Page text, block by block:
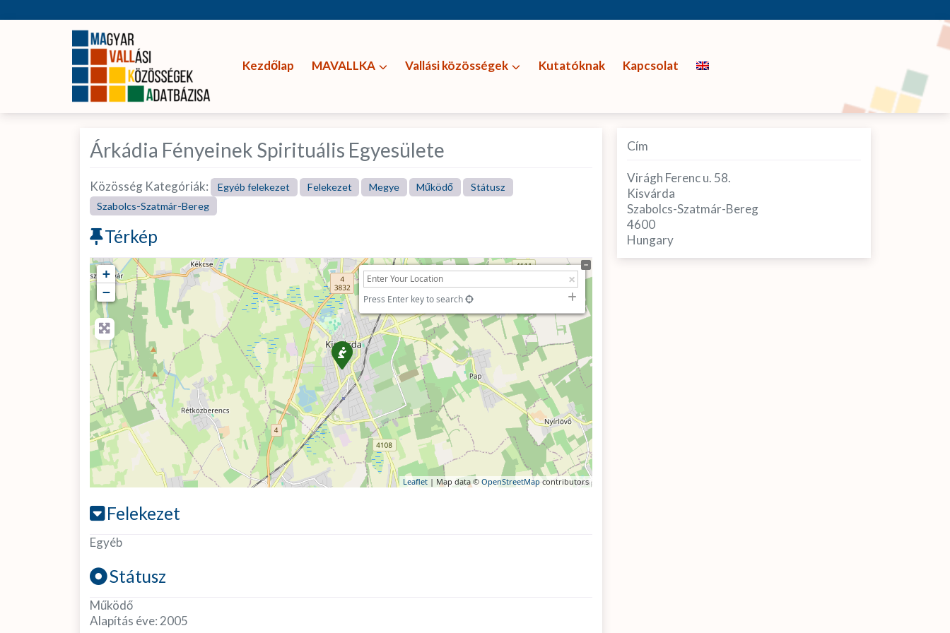
Kezdőlap MAVALLKA Vallási közösségek Kutatóknak Kapcsolat
Árkádia Fényeinek Spirituális Egyesülete
Közösség Kategóriák: Egyéb felekezet Felekezet Megye Működő
Státusz
Szabolcs-Szatmár-Bereg
Térkép
+
−
Press Enter key to search
Leaflet| Map data © OpenStreetMapcontributors
Felekezet
Egyéb
Státusz
Működő
Alapítás éve: 2005
Cím
Virágh Ferenc u. 58.
Kisvárda
Szabolcs-Szatmár-Bereg
4600
Hungary